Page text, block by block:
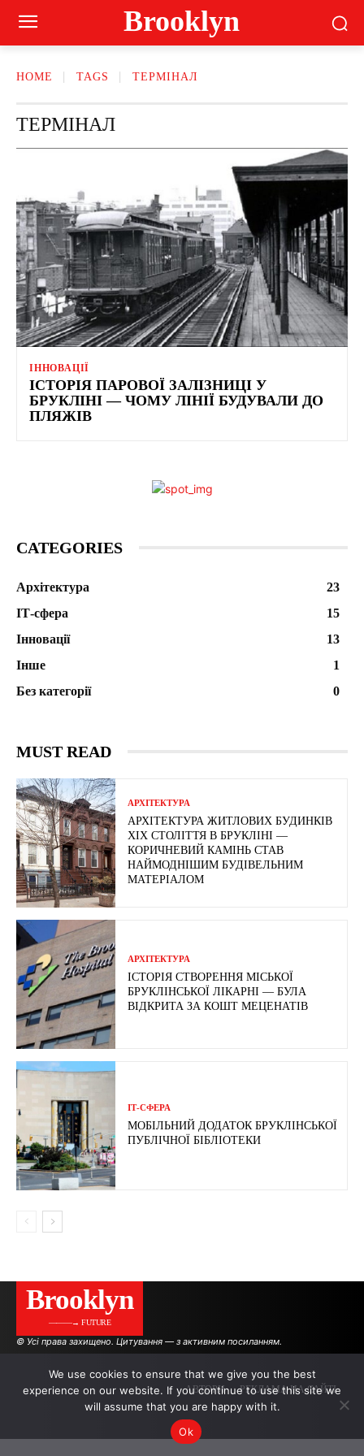
Brooklyn
HOME TAGS ТЕРМІНАЛ
ТЕРМІНАЛ
ІННОВАЦІЇ
ІСТОРІЯ ПАРОВОЇ ЗАЛІЗНИЦІ У
БРУКЛІНІ — ЧОМУ ЛІНІЇ БУДУВАЛИ ДО
ПЛЯЖІВ
CATEGORIES
Архітектура
23
ІТ-сфера
15
Інновації
13
Інше
1
Без категорії
0
MUST READ
АРХІТЕКТУРА
АРХІТЕКТУРА ЖИТЛОВИХ БУДИНКІВ
ХІХ СТОЛІТТЯ В БРУКЛІНІ —
КОРИЧНЕВИЙ КАМІНЬ СТАВ
НАЙМОДНІШИМ БУДІВЕЛЬНИМ
МАТЕРІАЛОМ
АРХІТЕКТУРА
ІСТОРІЯ СТВОРЕННЯ МІСЬКОЇ
БРУКЛІНСЬКОЇ ЛІКАРНІ — БУЛА
ВІДКРИТА ЗА КОШТ МЕЦЕНАТІВ
ІТ-СФЕРА
МОБІЛЬНИЙ ДОДАТОК БРУКЛІНСЬКОЇ
ПУБЛІЧНОЇ БІБЛІОТЕКИ
Brooklyn
———→ FUTURE
© Усі права захищено. Цитування — з активним посиланням.
АВТОРИ РЕКЛАМА НА САЙТІ
We use cookies to ensure that we give you the best
experience on our website. If you continue to use this site we
will assume that you are happy with it.
Ok